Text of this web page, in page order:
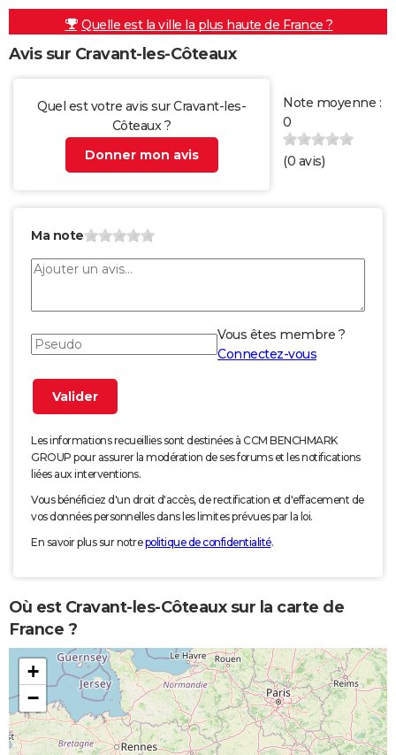
Quelle est la ville la plus haute de France ?
Avis sur Cravant-les-Côteaux
Quel est votre avis sur Cravant-les-
Côteaux ?
Donner mon avis
Note moyenne :
0
(0 avis)
Ma note
Vous êtes membre ?
Connectez-vous
Les informations recueillies sont destinées à CCM BENCHMARK
GROUP pour assurer la modération de ses forums et les notifications
liées aux interventions.
Vous bénéficiez d'un droit d'accès, de rectification et d'effacement de
vos données personnelles dans les limites prévues par la loi.
En savoir plus sur notrepolitique de confidentialité.
Où est Cravant-les-Côteaux sur la carte de
France ?
+
−